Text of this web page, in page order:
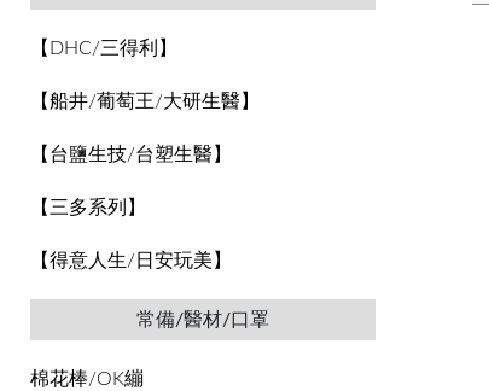
【DHC/三得利】
【船井/葡萄王/大研生醫】
【台鹽生技/台塑生醫】
【三多系列】
【得意人生/日安玩美】
常備/醫材/口罩
棉花棒/OK繃